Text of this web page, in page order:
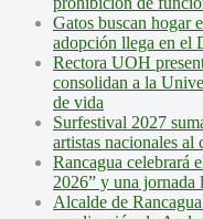
Gatos buscan hogar
adopción llega en el
Rectora UOH
consolidan a la
de vida
Surfestival 2027
artistas nacionales al
Rancagua celebrará
2026” y una jornada
Alcalde de